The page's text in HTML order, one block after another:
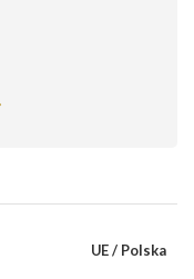
UE / Polska